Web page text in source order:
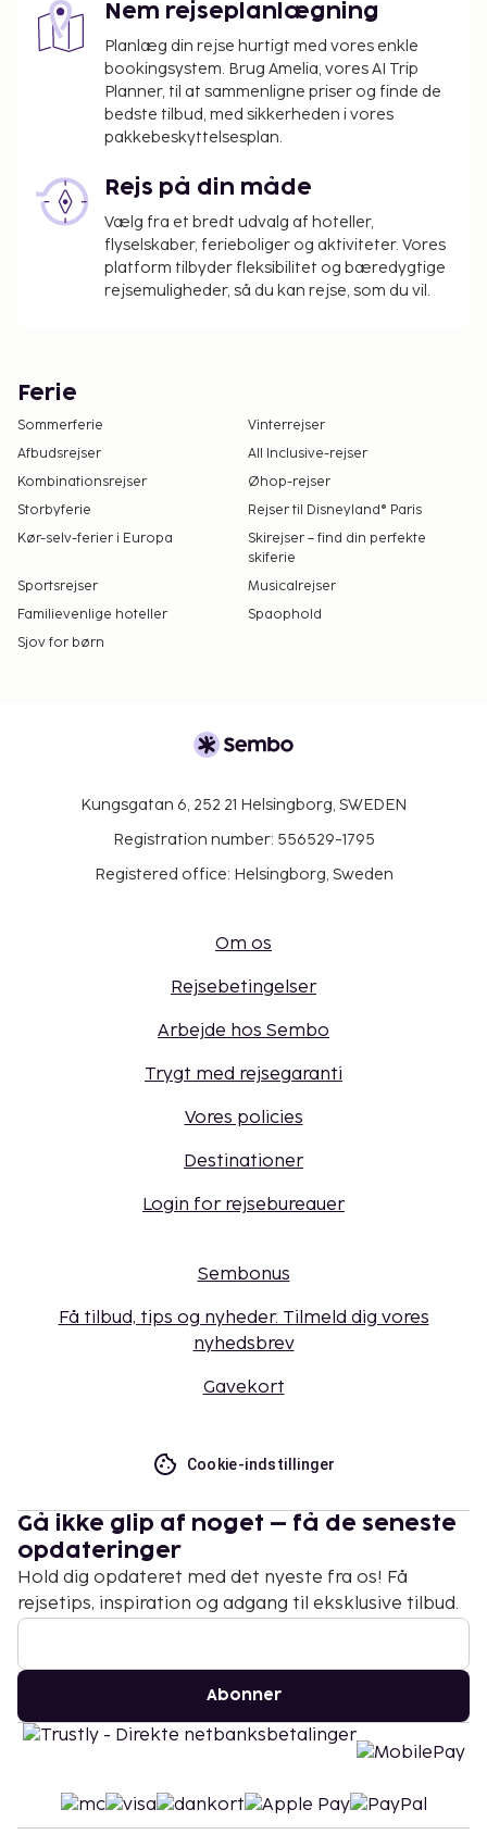
Nem rejseplanlægning
Planlæg din rejse hurtigt med vores enkle
bookingsystem. Brug Amelia, vores AI Trip
Planner, til at sammenligne priser og finde de
bedste tilbud, med sikkerheden i vores
pakkebeskyttelsesplan.
Rejs på din måde
Vælg fra et bredt udvalg af hoteller,
flyselskaber, ferieboliger og aktiviteter. Vores
platform tilbyder fleksibilitet og bæredygtige
rejsemuligheder, så du kan rejse, som du vil.
Ferie
Sommerferie
Vinterrejser
Afbudsrejser
All Inclusive-rejser
Kombinationsrejser
Øhop-rejser
Storbyferie
Rejser til Disneyland® Paris
Kør-selv-ferier i Europa
Skirejser – find din perfekte
skiferie
Sportsrejser
Musicalrejser
Familievenlige hoteller
Spaophold
Sjov for børn
Kungsgatan 6, 252 21 Helsingborg, SWEDEN
Registration number: 556529-1795
Registered office: Helsingborg, Sweden
Om os
Rejsebetingelser
Arbejde hos Sembo
Trygt med rejsegaranti
Vores policies
Destinationer
Login for rejsebureauer
Sembonus
Få tilbud, tips og nyheder. Tilmeld dig vores
nyhedsbrev
Gavekort
Cookie-indstillinger
Gå ikke glip af noget – få de seneste
opdateringer
Hold dig opdateret med det nyeste fra os! Få
rejsetips, inspiration og adgang til eksklusive tilbud.
Abonner